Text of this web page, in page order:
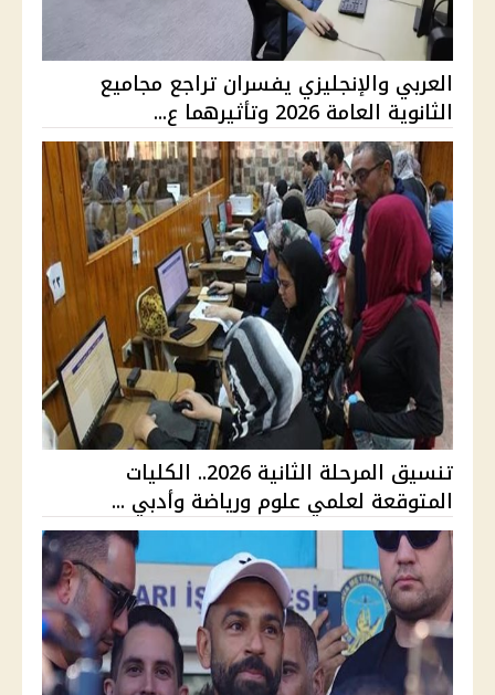
العربي والإنجليزي يفسران تراجع مجاميع
الثانوية العامة 2026 وتأثيرهما ع...
تنسيق المرحلة الثانية 2026.. الكليات
المتوقعة لعلمي علوم ورياضة وأدبي ...